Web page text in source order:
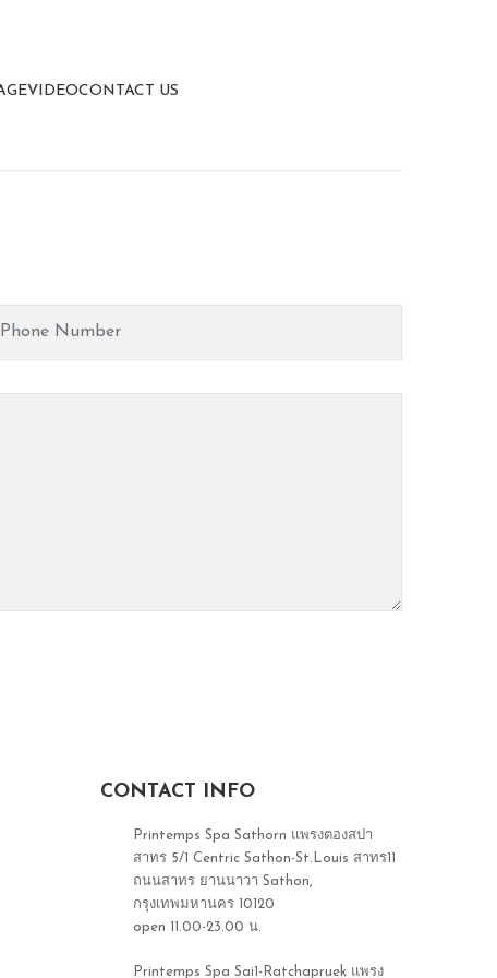
VIDEOCONTACT US
CONTACT INFO
Printemps Spa Sathorn แพรงตองสปา
สาทร 5/1 Centric Sathon-St.Louis สาทร11
ถนนสาทร ยานนาวา Sathon,
กรุงเทพมหานคร 10120
open 11.00-23.00 น.
Printemps Spa Sai1-Ratchapruek แพรง